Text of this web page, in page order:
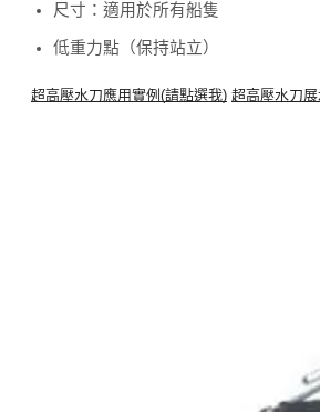
尺寸：適用於所有船隻
低重力點（保持站立）
超高壓水刀應用實例 (請點選我) 超高壓水刀展